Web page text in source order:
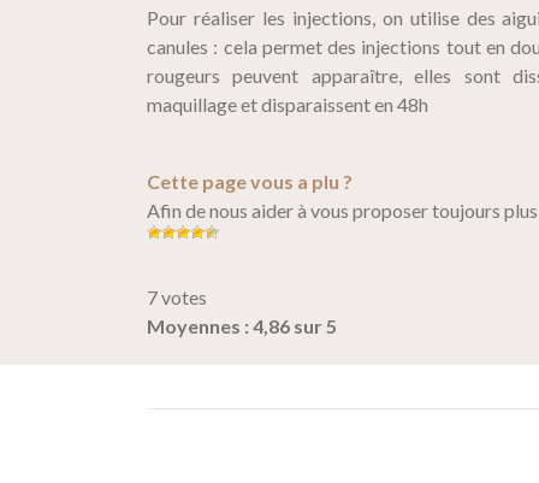
Pour réaliser les injections, on utilise des
canules : cela permet des injections tout en
rougeurs peuvent apparaître, elles sont
maquillage et disparaissent en 48h
Cette page vous a plu ?
Afin de nous aider à vous proposer toujours
7 votes
Moyennes : 4,86 sur 5